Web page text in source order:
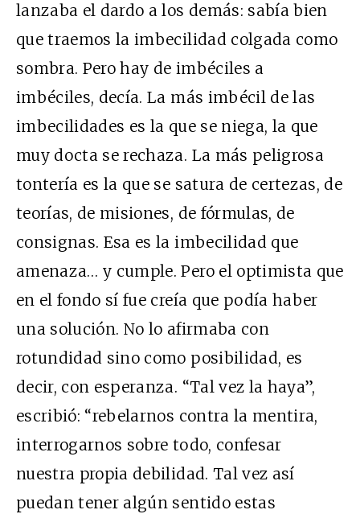
lanzaba el dardo a los demás: sabía bien
que traemos la imbecilidad colgada como
sombra. Pero hay de imbéciles a
imbéciles, decía. La más imbécil de las
imbecilidades es la que se niega, la que
muy docta se rechaza. La más peligrosa
tontería es la que se satura de certezas, de
teorías, de misiones, de fórmulas, de
consignas. Esa es la imbecilidad que
amenaza… y cumple. Pero el optimista que
en el fondo sí fue creía que podía haber
una solución. No lo afirmaba con
rotundidad sino como posibilidad, es
decir, con esperanza. “Tal vez la haya”,
escribió: “rebelarnos contra la mentira,
interrogarnos sobre todo, confesar
nuestra propia debilidad. Tal vez así
puedan tener algún sentido estas